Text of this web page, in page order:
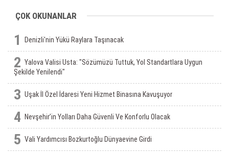
ÇOK OKUNANLAR
1 Denizli'nin Yükü Raylara Taşınacak
2 Yalova Valisi Usta: "Sözümüzü Tuttuk, Yol Standartlara Uygun
Şekilde Yenilendi"
3 Uşak İl Özel İdaresi Yeni Hizmet Binasına Kavuşuyor
4 Nevşehir’in Yolları Daha Güvenli Ve Konforlu Olacak
5 Vali Yardımcısı Bozkurtoğlu Dünyaevine Girdi